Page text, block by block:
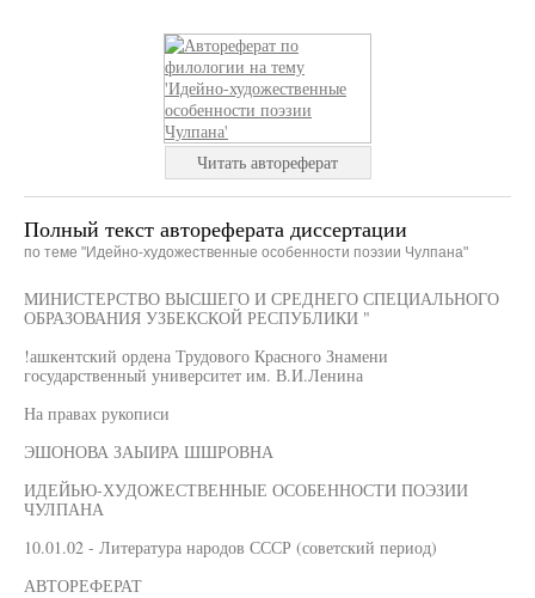
Читать автореферат
Полный текст автореферата диссертации
по теме "Идейно-художественные особенности поэзии Чулпана"
МИНИСТЕРСТВО ВЫСШЕГО И СРЕДНЕГО СПЕЦИАЛЬНОГО
ОБРАЗОВАНИЯ УЗБЕКСКОЙ РЕСПУБЛИКИ "
!ашкентский ордена Трудового Красного Знамени
государственный университет им. В.И.Ленина
На правах рукописи
ЭШОНОВА ЗАЫИРА ШШРОВНА
ИДЕЙЬЮ-ХУДОЖЕСТВЕННЫЕ ОСОБЕННОСТИ ПОЭЗИИ
ЧУЛПАНА
10.01.02 - Литература народов СССР (советский период)
АВТОРЕФЕРАТ